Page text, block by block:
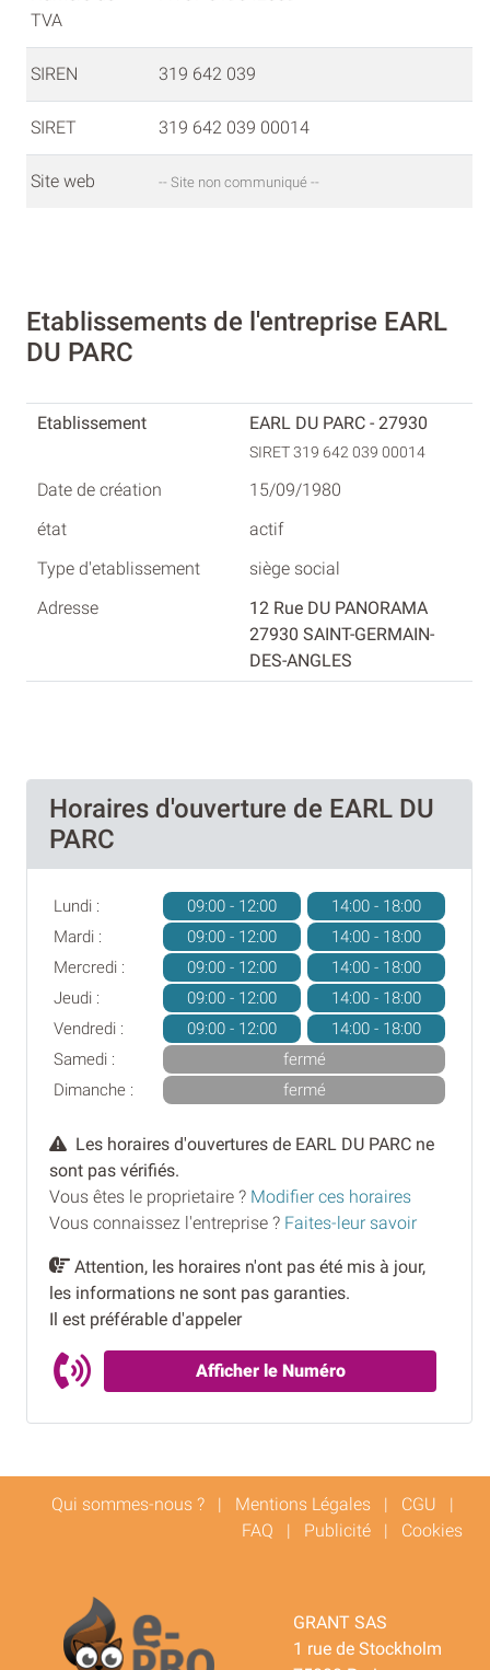
TVA
SIREN 319 642 039
SIRET 319 642 039 00014
Site web -- Site non communiqué --
Etablissements de l'entreprise EARL
DU PARC
EARL DU PARC - 27930
SIRET 319 642 039 00014
15/09/1980
actif
siège social
12 Rue DU PANORAMA
27930 SAINT-GERMAIN-
DES-ANGLES
Horaires d'ouverture de EARL DU
PARC
Lundi : 09:00 - 12:00
14:00 - 18:00
Mardi :
09:00 - 12:00
14:00 - 18:00
Mercredi :
09:00 - 12:00
14:00 - 18:00
Jeudi :
09:00 - 12:00
14:00 - 18:00
Vendredi :
09:00 - 12:00
14:00 - 18:00
Samedi :
fermé
Dimanche :
fermé
Les horaires d'ouvertures de EARL DU PARC ne
sont pas vérifiés.
Vous êtes le proprietaire ? Modifier ces horaires
Vous connaissez l'entreprise ? Faites-leur savoir
Attention, les horaires n'ont pas été mis à jour,
les informations ne sont pas garanties.
Il est préférable d'appeler
Afficher le Numéro
Qui sommes-nous ? | Mentions Légales | CGU |
FAQ | Publicité | Cookies
GRANT SAS
1 rue de Stockholm